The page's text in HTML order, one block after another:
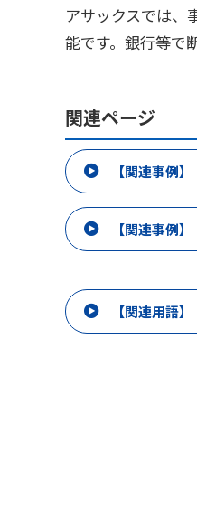
アサックスでは、
能です。銀行等で
関連ページ
【関連事例
【関連事例
【関連用語